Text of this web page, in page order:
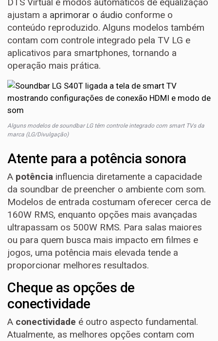
ajustam a aprimorar o áudio conforme o
conteúdo reproduzido. Alguns modelos também
contam com controle integrado pela TV LG e
aplicativos para smartphones, tornando a
operação mais prática.
Alguns modelos de soundbar LG têm controle integrado com smart TVs da
marca (LG/Divulgação)
Atente para a potência sonora
A potência influencia diretamente a capacidade
da soundbar de preencher o ambiente com som.
Modelos de entrada costumam oferecer cerca de
160W RMS, enquanto opções mais avançadas
ultrapassam os 500W RMS. Para salas maiores
ou para quem busca mais impacto em filmes e
jogos, uma potência mais elevada tende a
proporcionar melhores resultados.
Cheque as opções de
conectividade
A conectividade é outro aspecto fundamental.
Atualmente, as melhores opções contam com